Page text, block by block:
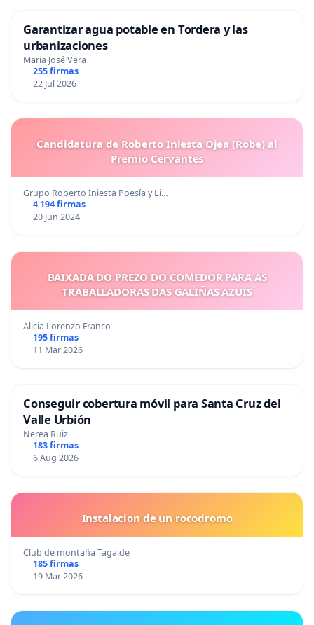
Garantizar agua potable en Tordera y las
urbanizaciones
María José Vera
255 firmas
22 Jul 2026
Candidatura de Roberto Iniesta Ojea (Robe) al
Premio Cervantes
Grupo Roberto Iniesta Poesía y Li…
4 194 firmas
20 Jun 2024
BAIXADA DO PREZO DO COMEDOR PARA AS
TRABALLADORAS DAS GALIÑAS AZUIS
Alicia Lorenzo Franco
195 firmas
11 Mar 2026
Conseguir cobertura móvil para Santa Cruz del
Valle Urbión
Nerea Ruiz
183 firmas
6 Aug 2026
Instalacion de un rocodromo
Club de montaña Tagaide
185 firmas
19 Mar 2026